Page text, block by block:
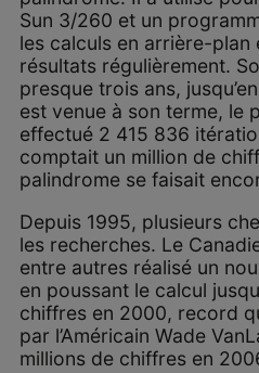
Sun 3/260 et un
les calculs en arrière-plan
résultats régulièrement.
presque trois ans,
est venue à son terme, le
effectué 2 415 836
comptait un million de
palindrome se faisait
Depuis 1995, plusieurs
les recherches. Le
entre autres réalisé un
en poussant le calcul
chiffres en 2000, record
par l’Américain Wade
millions de chiffres en